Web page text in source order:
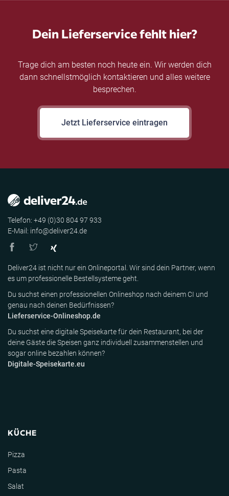
Dein Lieferservice fehlt hier?
Trage dich am besten noch heute ein. Wir werden dich
dann schnellstmöglich kontaktieren und alles weitere
besprechen.
Jetzt Lieferservice eintragen
Telefon: +49 (0)30 804 97 933
E-Mail: info@deliver24.de
Deliver24 ist nicht nur ein Onlineportal. Wir sind dein Partner, wenn
es um professionelle Bestellsysteme geht.
Du suchst einen professionellen Onlineshop nach deinem CI und
genau nach deinen Bedürfnissen?
Lieferservice-Onlineshop.de
Du suchst eine digitale Speisekarte für dein Restaurant, bei der
deine Gäste die Speisen ganz individuell zusammenstellen und
sogar online bezahlen können?
Digitale-Speisekarte.eu
KÜCHE
Pizza
Pasta
Salat